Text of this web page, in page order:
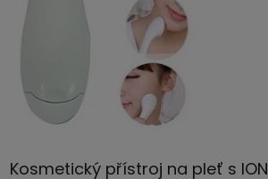
Kosmetický přístroj na pleť s ION